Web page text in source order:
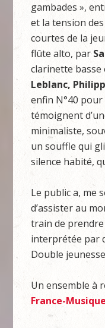
gambades »,
et la tension
courtes de la
flûte alto, par
clarinette
Leblanc,
enfin N°40
témoignent
minimaliste,
un souffle qui
silence habité,
Le public a, me
d’assister au
train de
interprétée par
Double
Un ensemble à
France-